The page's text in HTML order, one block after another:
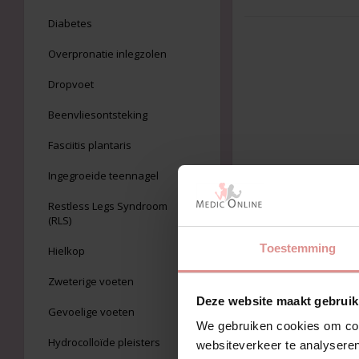
Toestemming
Deze website maakt
We gebruiken cookies om
websiteverkeer te
Diabetes
Overpronatie inlegzolen
Dropvoet
Beenvliesontsteking
Fasciitis plantaris
Ingegroeide teennagel
Restless Legs Syndroom
(RLS)
Hielkop
Zweterige voeten
Gevoelige voeten
Hydrocolloïde pleisters